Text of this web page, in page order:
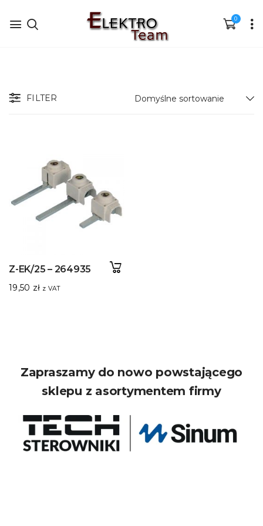
0
FILTER
Z-EK/25 – 264935
19,50 zł z VAT
Zapraszamy do nowo powstającego
sklepu z asortymentem firmy